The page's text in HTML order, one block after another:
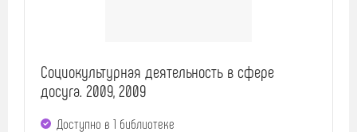
Социокультурная деятельность в сфере
досуга. 2009, 2009
Доступно в 1 библиотекe